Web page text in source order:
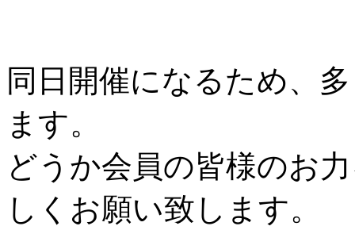
同日開催になるため、
ます。
どうか会員の皆様のお
しくお願い致します。